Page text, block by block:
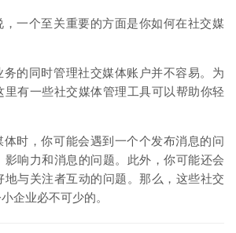
，一个至关重要的方面是你如何在社交媒
务的同时管理社交媒体账户并不容易。为
里有一些社交媒体管理工具可以帮助你轻
体时，你可能会遇到一个个发布消息的问
影响力和消息的问题。此外，你可能还会
地与关注者互动的问题。那么，这些社交
企业必不可少的。